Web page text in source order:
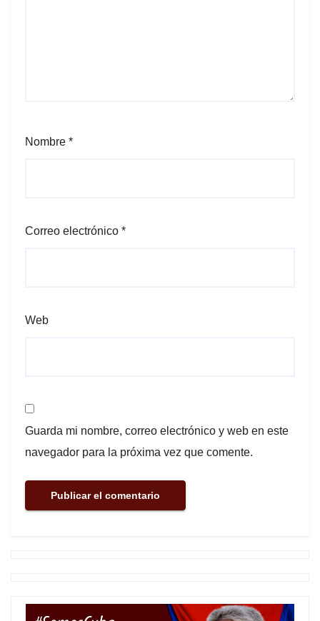
Nombre *
Correo electrónico *
Web
Guarda mi nombre, correo electrónico y web en este
navegador para la próxima vez que comente.